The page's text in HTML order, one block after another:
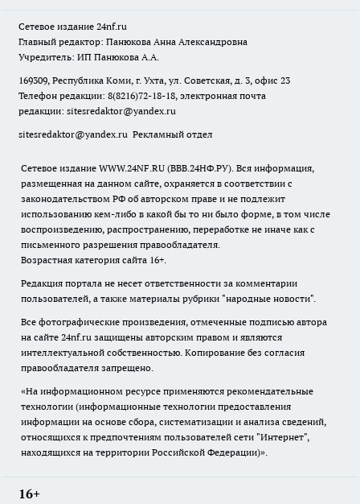
Сетевое издание 24nf.ru
Главный редактор: Панюкова Анна Александровна
Учредитель: ИП Панюкова А.А.
169309, Республика Коми, г. Ухта, ул. Советская, д. 3, офис 23
Телефон редакции: 8(8216)72-18-18, электронная почта
редакции: sitesredaktor@yandex.ru
sitesredaktor@yandex.ru Рекламный отдел
Сетевое издание WWW.24NF.RU (ВВВ.24НФ.РУ). Вся информация,
размещенная на данном сайте, охраняется в соответствии с
законодательством РФ об авторском праве и не подлежит
использованию кем-либо в какой бы то ни было форме, в том числе
воспроизведению, распространению, переработке не иначе как с
письменного разрешения правообладателя.
Возрастная категория сайта 16+.
Редакция портала не несет ответственности за комментарии
пользователей, а также материалы рубрики "народные новости".
Все фотографические произведения, отмеченные подписью автора
на сайте 24nf.ru защищены авторским правом и являются
интеллектуальной собственностью. Копирование без согласия
правообладателя запрещено.
«На информационном ресурсе применяются рекомендательные
технологии (информационные технологии предоставления
информации на основе сбора, систематизации и анализа сведений,
относящихся к предпочтениям пользователей сети "Интернет",
находящихся на территории Российской Федерации)».
16+